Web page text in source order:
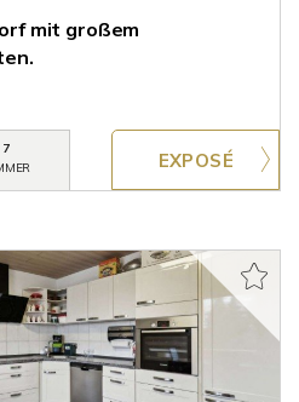
mit großem
7